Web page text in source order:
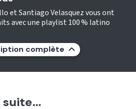
et Santiago Velasquez vous ont
avec une playlist 100 % latino
complète
suite...